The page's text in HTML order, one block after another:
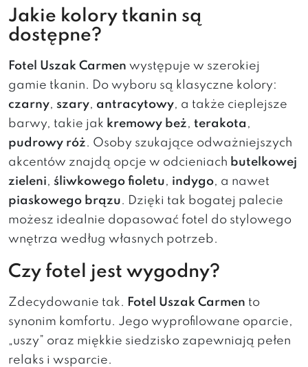
Jakie kolory tkanin są
dostępne?
Fotel Uszak Carmen występuje w szerokiej
gamie tkanin. Do wyboru są klasyczne kolory:
czarny, szary, antracytowy, a także cieplejsze
barwy, takie jak kremowy beż, terakota ,
pudrowy róż. Osoby szukające odważniejszych
akcentów znajdą opcje w odcieniach butelkowej
zieleni, śliwkowego fioletu, indygo, a nawet
piaskowego brązu. Dzięki tak bogatej palecie
możesz idealnie dopasować fotel do stylowego
wnętrza według własnych potrzeb.
Czy fotel jest wygodny?
Zdecydowanie tak. Fotel Uszak Carmen to
synonim komfortu. Jego wyprofilowane oparcie,
„uszy” oraz miękkie siedzisko zapewniają pełen
relaks i wsparcie.